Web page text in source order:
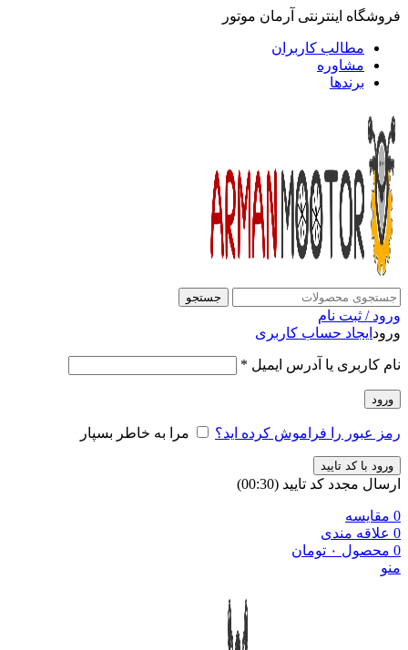
فروشگاه اینترنتی آرمان موتور
مطالب کاربران
مشاوره
برندها
جستجو
ورود / ثبت نام
ورود ایجاد حساب کاربری
نام کاربری یا آدرس ایمیل *
ورود
رمز عبور را فراموش کرده اید؟ مرا به خاطر بسپار
ورود با کد تایید
ارسال مجدد کد تایید (00:
30
)
0 مقایسه
0 علاقه مندی
0 محصول ۰ تومان
منو